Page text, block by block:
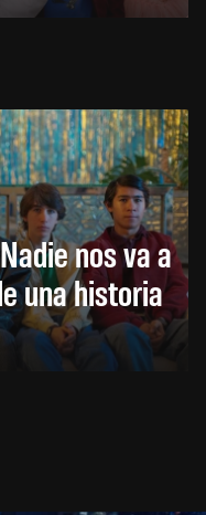
nos va a
una historia